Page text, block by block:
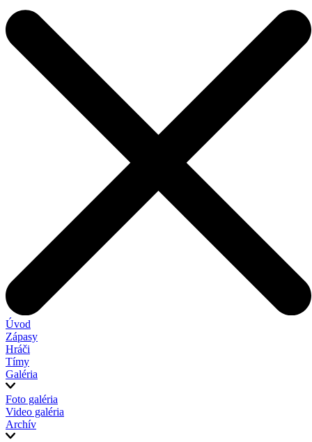
Úvod
Zápasy
Hráči
Tímy
Galéria
Foto galéria
Video galéria
Archív